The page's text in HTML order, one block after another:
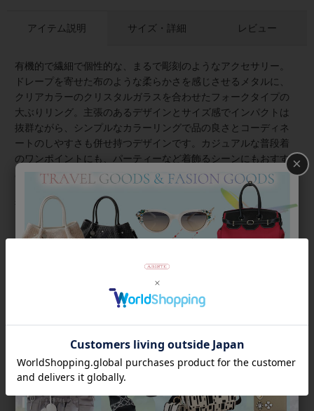
アイテム説明
有機的で繊細で個性的な、まるで彫刻のようなアクセサリー。
ドレープを寄せた布のような柔らかさを感じさせるメタルに、
クリアカラーのクリスタルガラスを合わせたフォークタイプの
大ぶりリング。主張のあるデザインとサイズ感でインパクトは
抜群ながら、シンプルなカラーリングで品の良さとコーディネ
ートのしやすさも併せ持つデザインです。カジュアルな普段着
のワンポイントにも、パーティーなど着飾るシーンにもおすす
め。洗練された個性を表現したい大人の装いに。
フリーサイズなのでお好きな指にお付けいただけます。ステム
部分をゆっくりと曲げてご調節ください。急激に強い力を加え
たり過度な開閉は破損に繋がりますのでお避けください。
サイズ・詳細 レビュー
返品について
×